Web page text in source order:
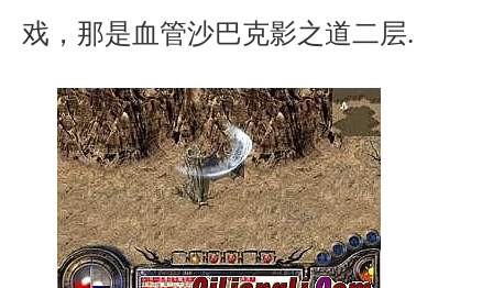
戏，那是血管沙巴克影之道二层.